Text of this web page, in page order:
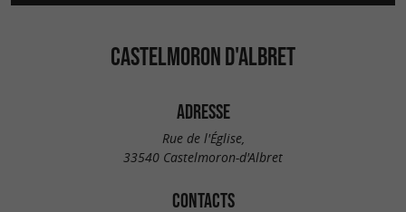
CASTELMORON D'ALBRET
ADRESSE
Rue de l'Église,
33540 Castelmoron-d'Albret
CONTACTS